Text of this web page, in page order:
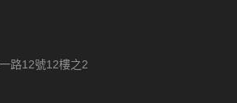
路12號12樓之2